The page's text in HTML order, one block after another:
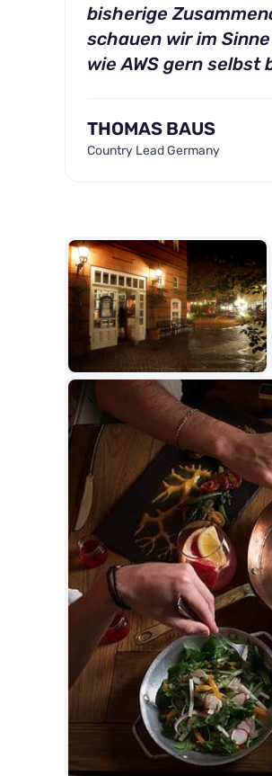
bisherige
schauen wir im
wie AWS gern selbst
THOMAS BAUS
Country Lead Germany